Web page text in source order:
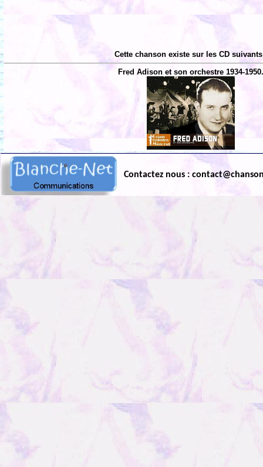
Cette chanson existe sur les CD
Fred Adison et son orchestre 1934-1950.
Contactez nous :